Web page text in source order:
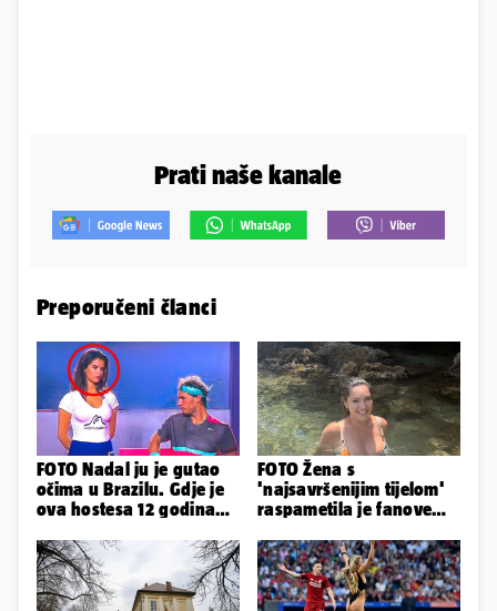
Prati naše kanale
Preporučeni članci
FOTO Nadal ju je gutao
očima u Brazilu. Gdje je
ova hostesa 12 godina
FOTO Žena s
'najsavršenijim tijelom'
raspametila je fanove
plićaka